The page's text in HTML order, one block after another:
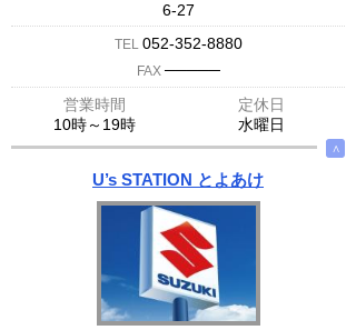
6-27
TEL 052-352-8880
FAX ─────
営業時間
定休日
10時～19時
水曜日
∧
U’s STATION とよあけ